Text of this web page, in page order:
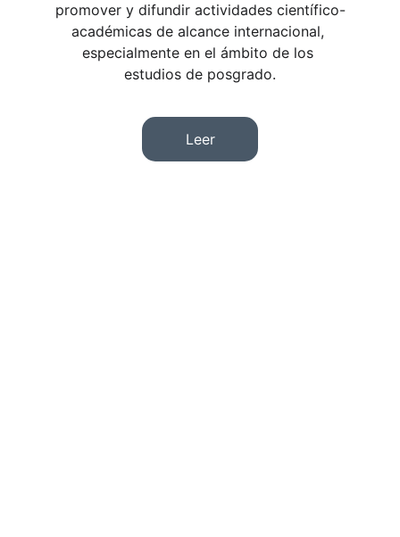
promover y difundir actividades científico-
académicas de alcance internacional,
especialmente en el ámbito de los
estudios de posgrado.
Leer